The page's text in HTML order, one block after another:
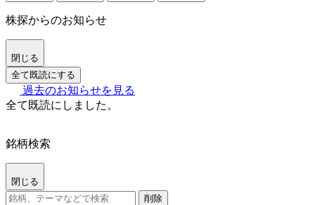
株探からのお知らせ
閉じる
全て既読にする
過去のお知らせを見る
全て既読にしました。
銘柄検索
閉じる
削除